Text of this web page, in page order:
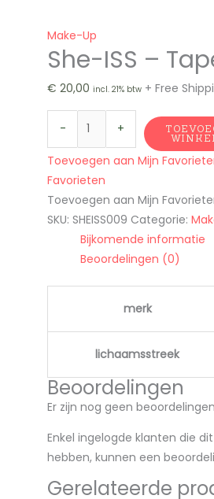
Make-Up
She-ISS –
€ 20,00 incl. 21% btw + Free
- +
Toevoegen aan Mijn
Favorieten
Toevoegen aan Mijn
SKU: SHEISS009 Categorie:
Bijkomende informatie
Beoordelingen (0)
merk
lichaamsstreek
Beoordelingen
Er zijn nog geen
Enkel ingelogde klanten die
hebben, kunnen een
Gerelateerde